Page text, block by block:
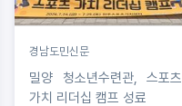
경남도민신문
밀양 청소년수련관, 스포츠
가치 리더십 캠프 성료